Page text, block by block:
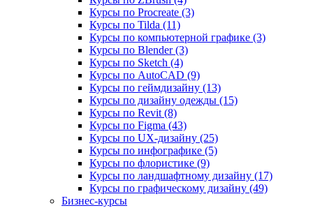
Курсы по Procreate (3)
Курсы по Tilda (11)
Курсы по компьютерной графике (3)
Курсы по Blender (3)
Курсы по Sketch (4)
Курсы по AutoCAD (9)
Курсы по геймдизайну (13)
Курсы по дизайну одежды (15)
Курсы по Revit (8)
Курсы по Figma (43)
Курсы по UX‑дизайну (25)
Курсы по инфографике (5)
Курсы по флористике (9)
Курсы по ландшафтному дизайну (17)
Курсы по графическому дизайну (49)
Бизнес-курсы